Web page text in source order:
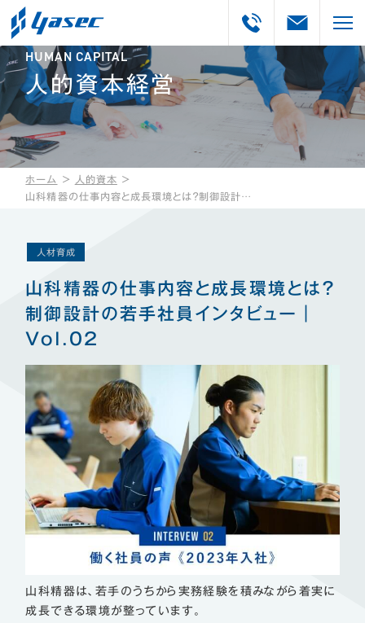
HUMAN CAPITAL
人的資本経営
ホーム ＞ 人的資本 ＞
山科精器の仕事内容と成長環境とは？制御設計の若手社員インタビュー｜Vol.02
人材育成
山科精器の仕事内容と成長環境とは？
制御設計の若手社員インタビュー｜
Vol.02
山科精器は、若手のうちから実務経験を積みながら着実に
成長できる環境が整っています。